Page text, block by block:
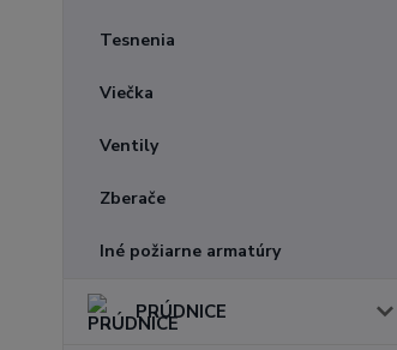
Tesnenia
Viečka
Ventily
Zberače
Iné požiarne armatúry
PRÚDNICE